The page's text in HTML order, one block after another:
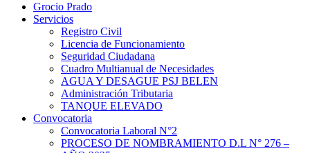
Grocio Prado
Servicios
Registro Civil
Licencia de Funcionamiento
Seguridad Ciudadana
Cuadro Multianual de Necesidades
AGUA Y DESAGUE PSJ BELEN
Administración Tributaria
TANQUE ELEVADO
Convocatoria
Convocatoria Laboral N°2
PROCESO DE NOMBRAMIENTO D.L N° 276 –